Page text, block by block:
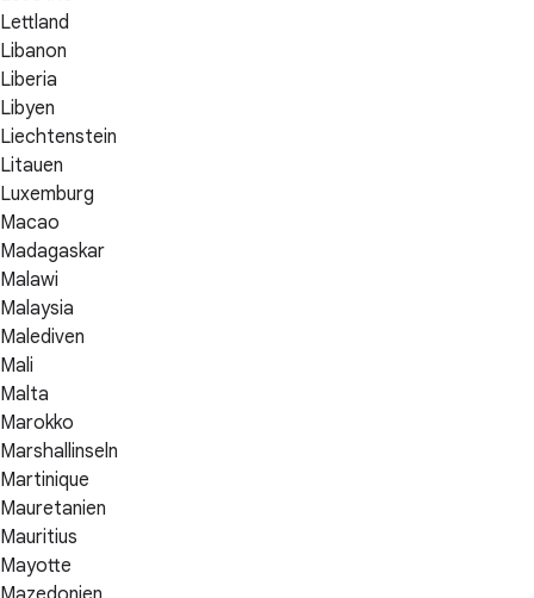
Lettland
Libanon
Liberia
Libyen
Liechtenstein
Litauen
Luxemburg
Macao
Madagaskar
Malawi
Malaysia
Malediven
Mali
Malta
Marokko
Marshallinseln
Martinique
Mauretanien
Mauritius
Mayotte